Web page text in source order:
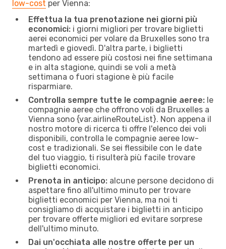
low-cost per Vienna:
Effettua la tua prenotazione nei giorni più
economici: i giorni migliori per trovare biglietti
aerei economici per volare da Bruxelles sono tra
martedì e giovedì. D'altra parte, i biglietti
tendono ad essere più costosi nei fine settimana
e in alta stagione, quindi se voli a metà
settimana o fuori stagione è più facile
risparmiare.
Controlla sempre tutte le compagnie aeree: le
compagnie aeree che offrono voli da Bruxelles a
Vienna sono {​var.airlineRouteList}. Non appena il
nostro motore di ricerca ti offre l'elenco dei voli
disponibili, controlla le compagnie aeree low-
cost e tradizionali. Se sei flessibile con le date
del tuo viaggio, ti risulterà più facile trovare
biglietti economici.
Prenota in anticipo: alcune persone decidono di
aspettare fino all'ultimo minuto per trovare
biglietti economici per Vienna, ma noi ti
consigliamo di acquistare i biglietti in anticipo
per trovare offerte migliori ed evitare sorprese
dell'ultimo minuto.
Dai un'occhiata alle nostre offerte per un